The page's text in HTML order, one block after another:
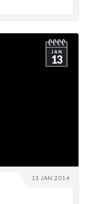
13 JAN 2014
JAN
13